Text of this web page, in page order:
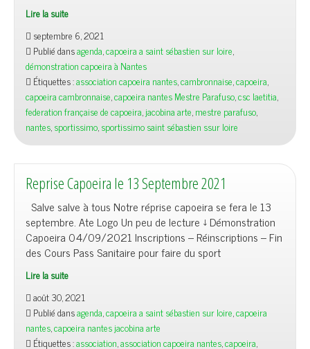
Lire la suite
septembre 6, 2021
Publié dansagenda,capoeira a saint sébastien sur loire,
démonstration capoeira à Nantes
Étiquettes :association capoeira nantes,cambronnaise,capoeira,
capoeira cambronnaise,capoeira nantes Mestre Parafuso,csc laetitia,
federation française de capoeira,jacobina arte,mestre parafuso,
nantes,sportissimo,sportissimo saint sébastien ssur loire
Reprise Capoeira le 13 Septembre 2021
Salve salve à tous Notre réprise capoeira se fera le 13
septembre. Ate Logo Un peu de lecture ↓ Démonstration
Capoeira 04/09/2021 Inscriptions – Réinscriptions – Fin
des Cours Pass Sanitaire pour faire du sport
Lire la suite
août 30, 2021
Publié dansagenda,capoeira a saint sébastien sur loire,capoeira
nantes,capoeira nantes jacobina arte
Étiquettes :association,association capoeira nantes,capoeira,